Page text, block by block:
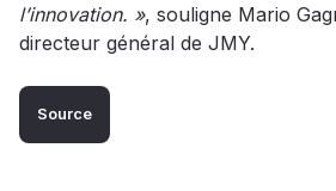
l’innovation. », souligne Mario
directeur général de JMY.
Source